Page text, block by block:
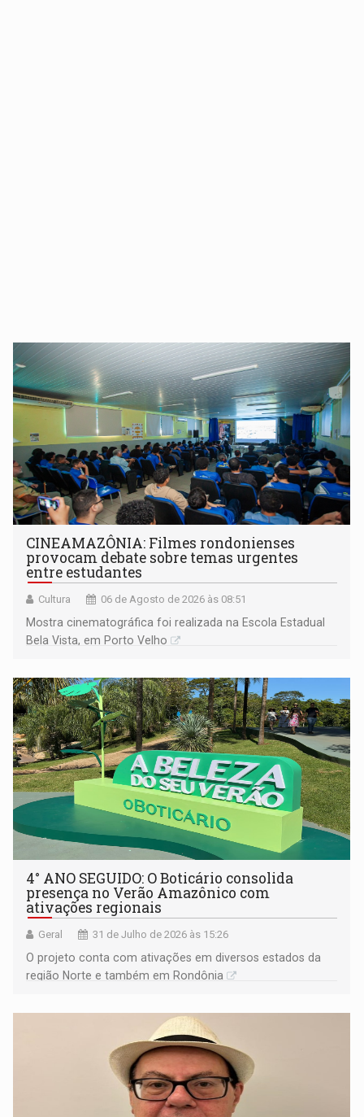
CINEAMAZÔNIA: Filmes rondonienses
provocam debate sobre temas urgentes
entre estudantes
Cultura 06 de Agosto de 2026 às 08:51
Mostra cinematográfica foi realizada na Escola Estadual
Bela Vista, em Porto Velho
4° ANO SEGUIDO: O Boticário consolida
presença no Verão Amazônico com
ativações regionais
Geral 31 de Julho de 2026 às 15:26
O projeto conta com ativações em diversos estados da
região Norte e também em Rondônia